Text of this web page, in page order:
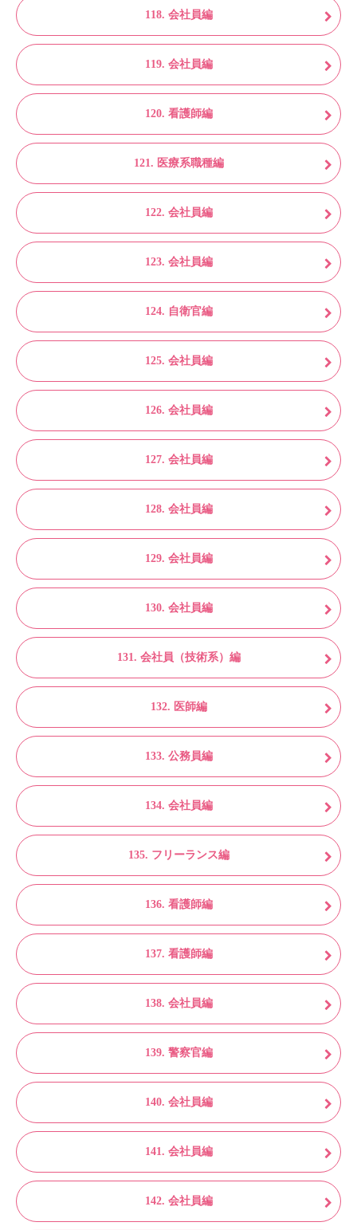
118. 会社員編
119. 会社員編
120. 看護師編
121. 医療系職種編
122. 会社員編
123. 会社員編
124. 自衛官編
125. 会社員編
126. 会社員編
127. 会社員編
128. 会社員編
129. 会社員編
130. 会社員編
131. 会社員（技術系）編
132. 医師編
133. 公務員編
134. 会社員編
135. フリーランス編
136. 看護師編
137. 看護師編
138. 会社員編
139. 警察官編
140. 会社員編
141. 会社員編
142. 会社員編